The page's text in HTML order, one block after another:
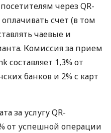
через QR-
счет (в том
чаевые и
Комиссия за прием
составляет 1,3% от
банков и 2% с карт
за услугу QR-
от успешной операции